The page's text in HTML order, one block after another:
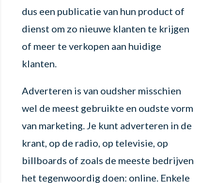
dus een publicatie van hun product of
dienst om zo nieuwe klanten te krijgen
of meer te verkopen aan huidige
klanten.
Adverteren is van oudsher misschien
wel de meest gebruikte en oudste vorm
van marketing. Je kunt adverteren in de
krant, op de radio, op televisie, op
billboards of zoals de meeste bedrijven
het tegenwoordig doen: online. Enkele